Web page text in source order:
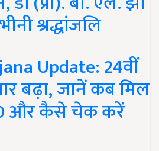
श्रद्धांजलि
Update: 24वीं
बढ़ा, जानें कब मिल
और कैसे चेक करें